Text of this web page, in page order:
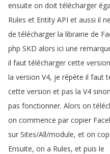
ensuite on doit télécharger
Rules et Entity API et aussi il ne
de télécharger la librairie de
php SKD alors ici une
il faut télécharger cette version
la version V4, je répète il faut
cette version et pas la V4 sinon
pas fonctionner. Alors on
on commence par copier
sur Sites/All/module, et on
Ensuite, on a Rules, et puis le